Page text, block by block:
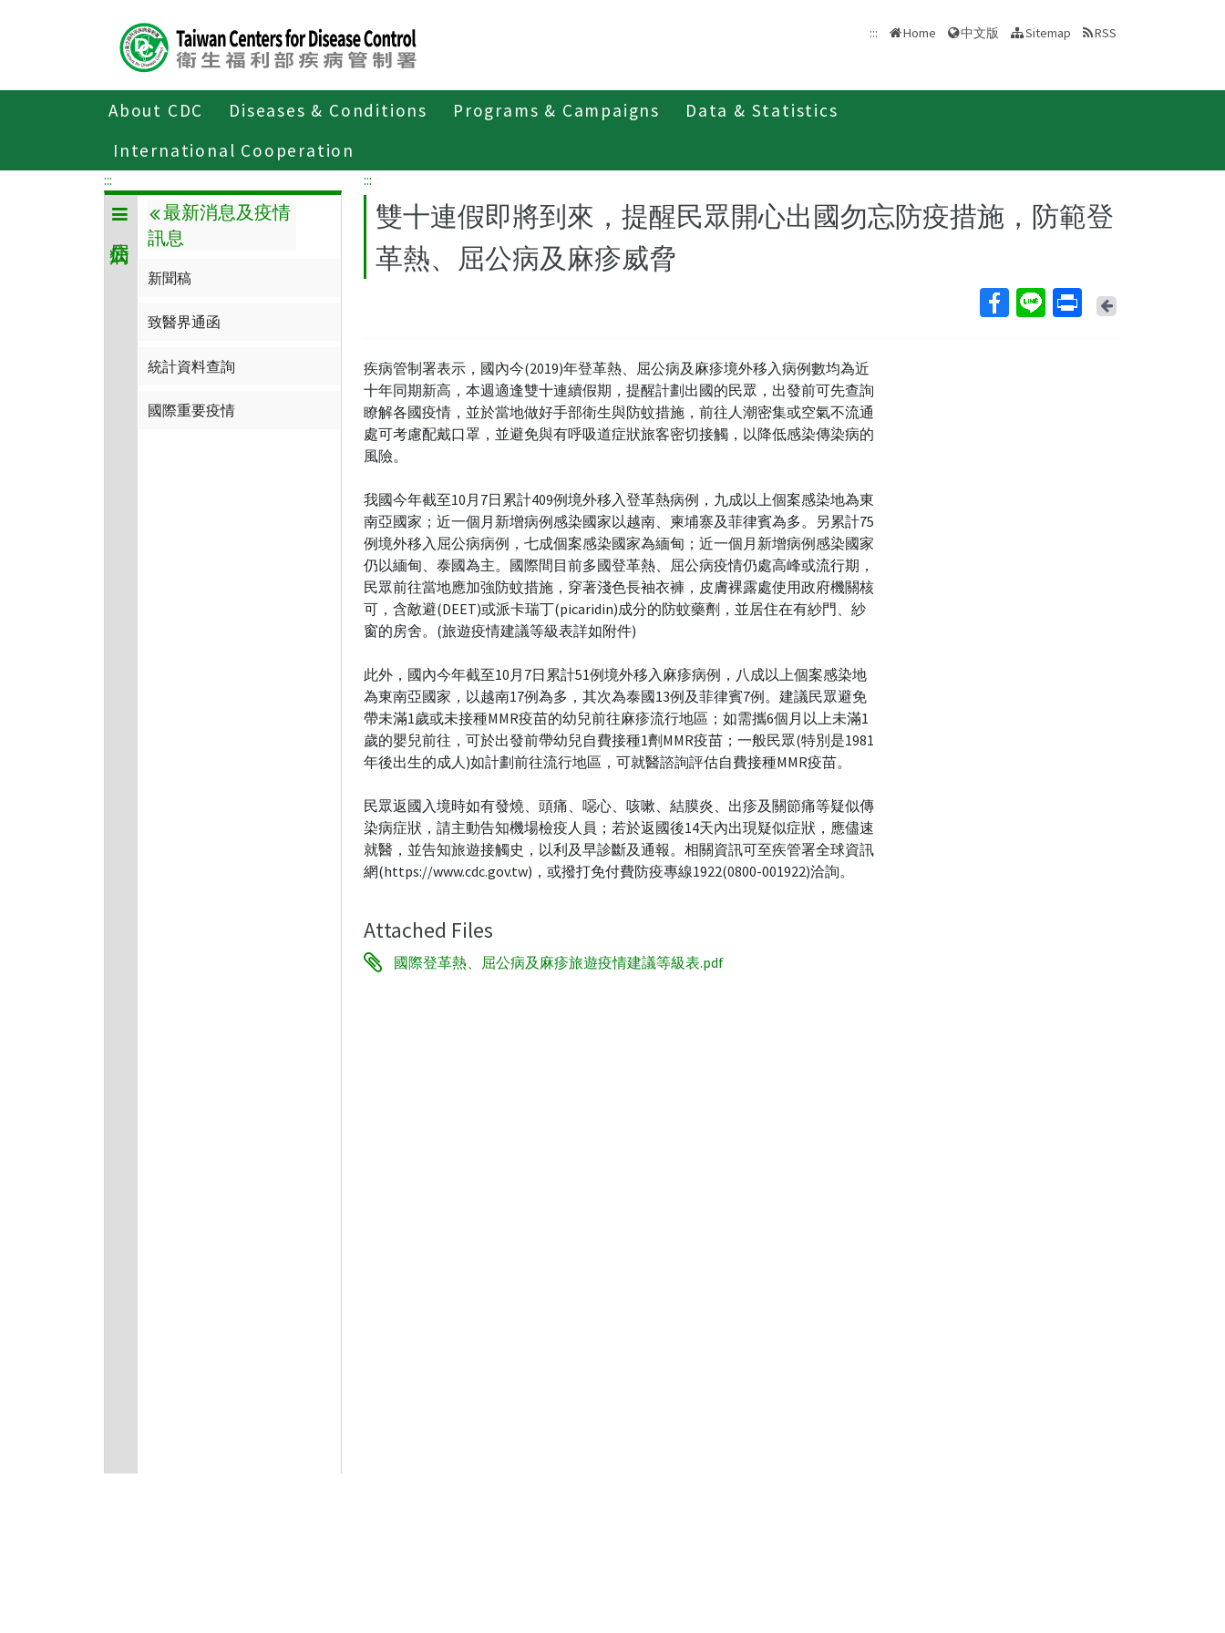
::: Home 中文版 Sitemap RSS
About CDC Diseases & Conditions Programs & Campaigns
Data & Statistics
International Cooperation
傳染病與防疫專題
:::
最新消息及疫情
訊息
新聞稿
致醫界通函
統計資料查詢
國際重要疫情
:::
雙十連假即將到來，提醒民眾開心出國勿忘防疫措施，防範登
革熱、屈公病及麻疹威脅
Back
疾病管制署表示，國內今(2019)年登革熱、屈公病及麻疹境外移入病例數均為近
十年同期新高，本週適逢雙十連續假期，提醒計劃出國的民眾，出發前可先查詢
瞭解各國疫情，並於當地做好手部衛生與防蚊措施，前往人潮密集或空氣不流通
處可考慮配戴口罩，並避免與有呼吸道症狀旅客密切接觸，以降低感染傳染病的
風險。
我國今年截至10月7日累計409例境外移入登革熱病例，九成以上個案感染地為東
南亞國家；近一個月新增病例感染國家以越南、柬埔寨及菲律賓為多。另累計75
例境外移入屈公病病例，七成個案感染國家為緬甸；近一個月新增病例感染國家
仍以緬甸、泰國為主。國際間目前多國登革熱、屈公病疫情仍處高峰或流行期，
民眾前往當地應加強防蚊措施，穿著淺色長袖衣褲，皮膚裸露處使用政府機關核
可，含敵避(DEET)或派卡瑞丁(picaridin)成分的防蚊藥劑，並居住在有紗門、紗
窗的房舍。(旅遊疫情建議等級表詳如附件)
此外，國內今年截至10月7日累計51例境外移入麻疹病例，八成以上個案感染地
為東南亞國家，以越南17例為多，其次為泰國13例及菲律賓7例。建議民眾避免
帶未滿1歲或未接種MMR疫苗的幼兒前往麻疹流行地區；如需攜6個月以上未滿1
歲的嬰兒前往，可於出發前帶幼兒自費接種1劑MMR疫苗；一般民眾(特別是1981
年後出生的成人)如計劃前往流行地區，可就醫諮詢評估自費接種MMR疫苗。
民眾返國入境時如有發燒、頭痛、噁心、咳嗽、結膜炎、出疹及關節痛等疑似傳
染病症狀，請主動告知機場檢疫人員；若於返國後14天內出現疑似症狀，應儘速
就醫，並告知旅遊接觸史，以利及早診斷及通報。相關資訊可至疾管署全球資訊
網(https://www.cdc.gov.tw)，或撥打免付費防疫專線1922(0800-001922)洽詢。
Attached Files
國際登革熱、屈公病及麻疹旅遊疫情建議等級表.pdf